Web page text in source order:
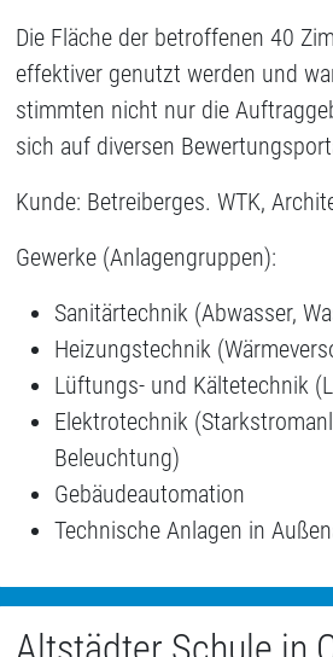
Die Fläche der betroffenen 40
effektiver genutzt werden und
stimmten nicht nur die
sich auf diversen
Kunde: Betreiberges. WTK,
Gewerke (Anlagengruppen):
Sanitärtechnik (Abwasser,
Heizungstechnik
Lüftungs- und Kältetechnik
Elektrotechnik
Beleuchtung)
Gebäudeautomation
Technische Anlagen in